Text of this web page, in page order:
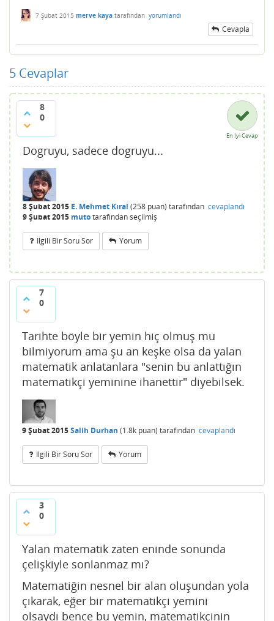
7 Şubat 2015 merve kaya tarafından yorumlandı
Cevapla
5 Cevaplar
8
0
En İyi Cevap
Dogruyu, sadece dogruyu...
8 Şubat 2015 E. Mehmet Kıral (258 puan) tarafından cevaplandı
9 Şubat 2015 mutotarafındanseçilmiş
Ilgili Bir Soru Sor Yorum
7
0
Tarihte böyle bir yemin hiç olmuş mu
bilmiyorum ama şu an keşke olsa da yalan
matematik anlatanlara "senin bu anlattığın
matematikçi yeminine ihanettir" diyebilsek.
9 Şubat 2015Salih Durhan (1.8k puan) tarafından cevaplandı
Ilgili Bir Soru Sor Yorum
3
0
Yalan matematik zaten eninde sonunda
çelişkiyle sonlanmaz mı?
Matematiğin nesnel bir alan oluşundan yola
çıkarak, eğer bir matematikçi yemini
olsaydı bence bu yemin, matematikçinin